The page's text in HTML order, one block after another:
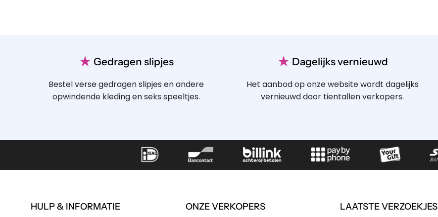
★ Gedragen slipjes
Bestel verse gedragen slipjes en andere
opwindende kleding en seks speeltjes.
★ Dagelijks vernieuwd
Het aanbod op onze website wordt dagelijks
vernieuwd door tientallen verkopers.
HULP & INFORMATIE ONZE VERKOPERS LAATSTE VERZOEKJES